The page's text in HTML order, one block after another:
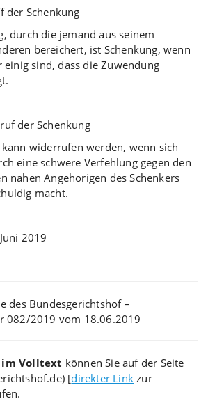
der Schenkung
durch die jemand aus seinem
bereichert, ist Schenkung, wenn
einig sind, dass die Zuwendung
der Schenkung
kann widerrufen werden, wenn sich
eine schwere Verfehlung gegen den
nahen Angehörigen des Schenkers
macht.
2019
des Bundesgerichtshof –
082/2019 vom 18.06.2019
im Volltext können Sie auf der Seite
[direkter Link zur